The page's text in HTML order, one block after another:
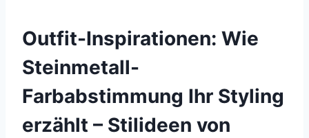
Outfit-Inspirationen: Wie
Steinmetall-
Farbabstimmung Ihr Styling
erzählt – Stilideen von